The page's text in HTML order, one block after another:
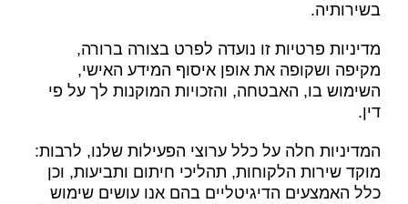
בשירותיה.
מדיניות פרטיות זו נועדה לפרט בצורה ברורה,
מקיפה ושקופה את אופן איסוף המידע האישי,
השימוש בו, האבטחה, והזכויות המוקנות לך על פי
דין.
המדיניות חלה על כלל ערוצי הפעילות שלנו, לרבות:
מוקד שירות הלקוחות, תהליכי חיתום ותביעות, וכן
כלל האמצעים הדיגיטליים בהם אנו עושים שימוש